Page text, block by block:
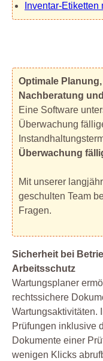
Inventar-
Optimale
Nachberatung
Eine Software
Überwachung
Überwachung
Mit unserer
geschulten Team
Fragen.
Sicherheit bei
Arbeitsschutz
Wartungsplaner
rechtssichere
Wartungsaktivitäten.
Prüfungen inklusive
Dokumente einer
wenigen Klicks